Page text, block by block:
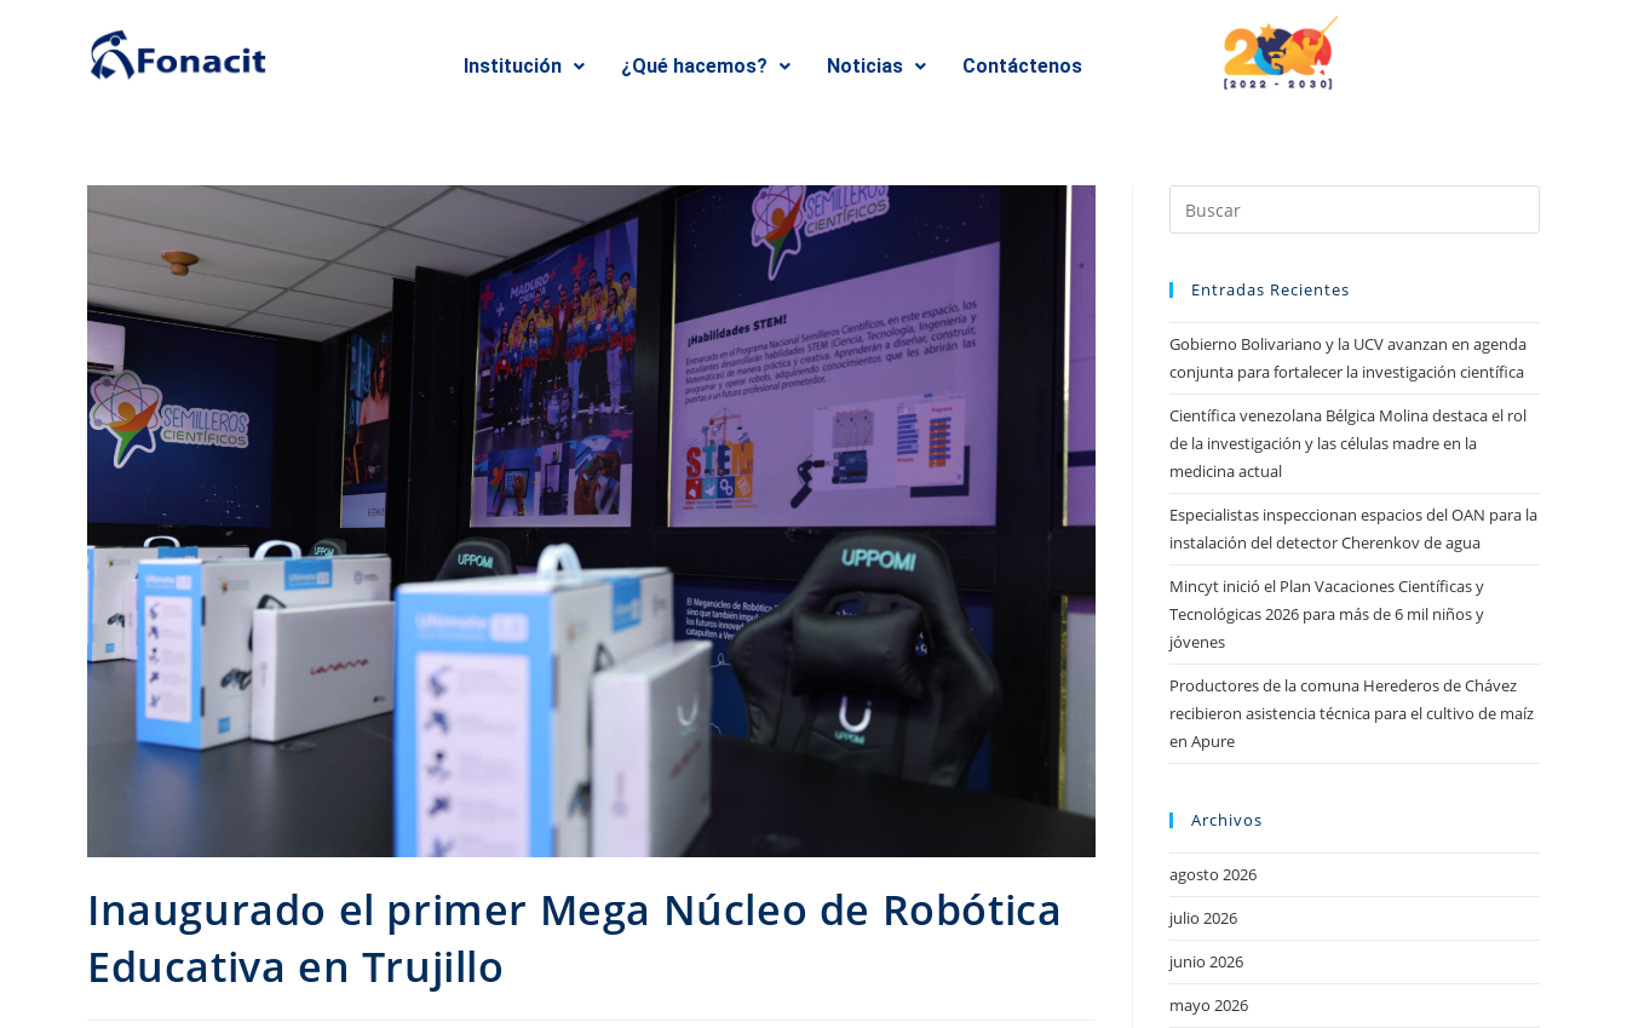
Institución ¿Qué hacemos? Noticias Contáctenos
Inaugurado el primer Mega Núcleo de Robótica
Educativa en Trujillo
Entradas Recientes
Gobierno Bolivariano y la UCV avanzan en agenda
conjunta para fortalecer la investigación científica
Científica venezolana Bélgica Molina destaca el rol
de la investigación y las células madre en la
medicina actual
Especialistas inspeccionan espacios del OAN para la
instalación del detector Cherenkov de agua
Mincyt inició el Plan Vacaciones Científicas y
Tecnológicas 2026 para más de 6 mil niños y
jóvenes
Productores de la comuna Herederos de Chávez
recibieron asistencia técnica para el cultivo de maíz
en Apure
Archivos
agosto 2026
julio 2026
junio 2026
mayo 2026